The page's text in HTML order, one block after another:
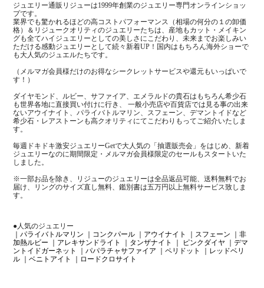
ジュエリー通販リジューは1999年創業のジュエリー専門オンラインショッ
プです。
業界でも驚かれるほどの高コストパフォーマンス（相場の何分の１の卸価
格）＆リジュークオリティのジュエリーたちは、産地もカット・メイキン
グも全てハイジュエリーとしての美しさにこだわり、未来までお楽しみい
ただける感動ジュエリーとして続々新着UP！国内はもちろん海外ショーで
も大人気のジュエルたちです。
（メルマガ会員様だけのお得なシークレットサービスや還元もいっぱいで
す！）
ダイヤモンド、ルビー、サファイア、エメラルドの貴石はもちろん希少石
も世界各地に直接買い付けに行き、 一般小売店や百貨店では見る事の出来
ないアウイナイト、パライバトルマリン、スフェーン、デマントイドなど
希少石・レアストーンも高クオリティにてこだわりもってご紹介いたしま
す。
毎週ドキドキ激安ジュエリーGetで大人気の「抽選販売会」をはじめ、新着
ジュエリーなのに期間限定・メルマガ会員様限定のセールもスタートいた
しました。
※一部お品を除き、リジューのジュエリーは全品返品可能、送料無料でお
届け、リングのサイズ直し無料、鑑別書は五万円以上無料サービス致しま
す。
●人気のジュエリー
｜パライバトルマリン
｜コンクパール ｜アウイナイト ｜スフェーン
｜非
加熱ルビー
｜アレキサンドライト ｜タンザナイト ｜ ピンクダイヤ
｜デマ
ントイドガーネット
｜パパラチャサファイア ｜ペリドット
｜レッドベリ
ル ｜ベニトアイト ｜ロードクロサイト